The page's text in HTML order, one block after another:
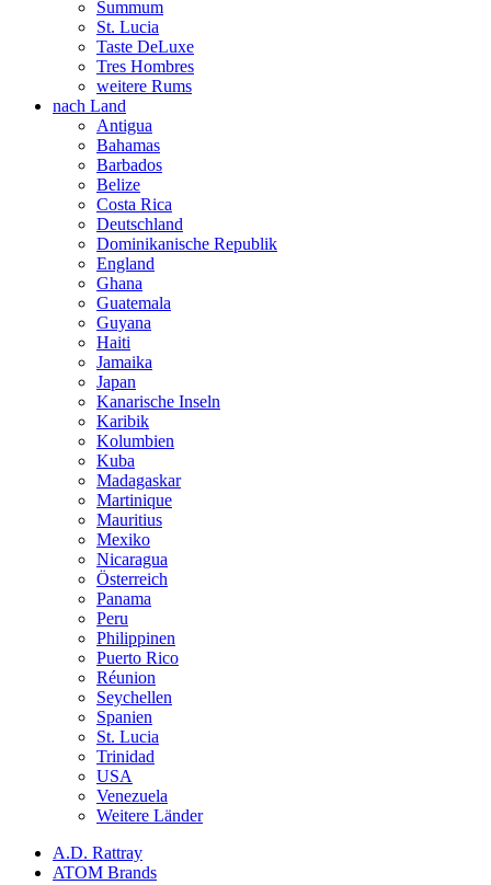
Summum
St. Lucia
Taste DeLuxe
Tres Hombres
weitere Rums
nach Land
Antigua
Bahamas
Barbados
Belize
Costa Rica
Deutschland
Dominikanische Republik
England
Ghana
Guatemala
Guyana
Haiti
Jamaika
Japan
Kanarische Inseln
Karibik
Kolumbien
Kuba
Madagaskar
Martinique
Mauritius
Mexiko
Nicaragua
Österreich
Panama
Peru
Philippinen
Puerto Rico
Réunion
Seychellen
Spanien
St. Lucia
Trinidad
USA
Venezuela
Weitere Länder
A.D. Rattray
ATOM Brands